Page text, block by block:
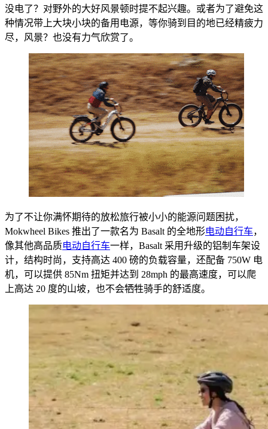
没电了？对野外的大好风景顿时提不起兴趣。或者为了避免这
种情况带上大块小块的备用电源，等你骑到目的地已经精疲力
尽，风景？也没有力气欣赏了。
为了不让你满怀期待的放松旅行被小小的能源问题困扰，
Mokwheel Bikes 推出了一款名为 Basalt 的全地形电动自行车，
像其他高品质电动自行车一样，Basalt 采用升级的铝制车架设
计，结构时尚，支持高达 400 磅的负载容量，还配备 750W 电
机，可以提供 85Nm 扭矩并达到 28mph 的最高速度，可以爬
上高达 20 度的山坡，也不会牺牲骑手的舒适度。